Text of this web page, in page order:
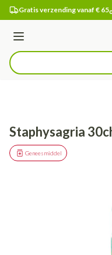
Ga naar de inhoud
Gratis verzending vanaf € 65
Menu
Product, merk,
Staphysagria
Geneesmiddel